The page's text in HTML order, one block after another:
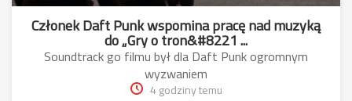
Członek Daft Punk wspomina pracę nad muzyką
do „Gry o tron&#8221 ...
Soundtrack go filmu był dla Daft Punk ogromnym
wyzwaniem
4 godziny temu